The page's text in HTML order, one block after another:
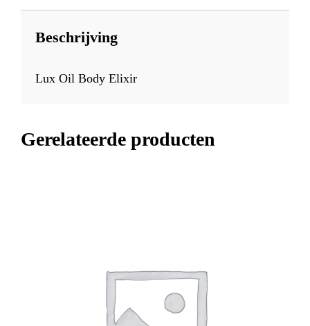
Beschrijving
Lux Oil Body Elixir
Gerelateerde producten